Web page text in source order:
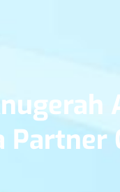
Partner